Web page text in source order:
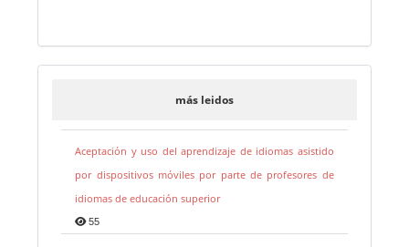
más leidos
Aceptación y uso del aprendizaje de idiomas asistido
por dispositivos móviles por parte de profesores de
idiomas de educación superior
55